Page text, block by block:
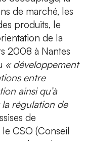
de marché, les
produits, le
de la
2008 à Nantes
« développement
entre
ainsi qu’à
la régulation de
de
le CSO (Conseil